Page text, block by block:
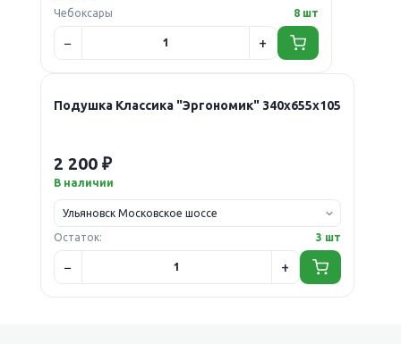
Чебоксары
8 шт
Подушка Классика "Эргономик" 340х655х105
2 200 ₽
В наличии
Остаток: 3 шт